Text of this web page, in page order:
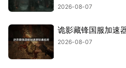
2026-08-07
诡影藏锋国服加速
2026-08-07